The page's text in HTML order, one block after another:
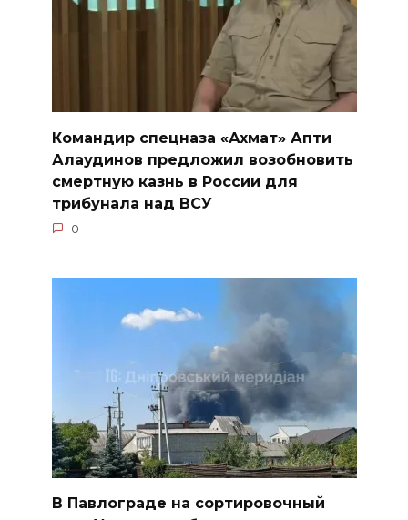
Командир спецназа «Ахмат» Апти
Алаудинов предложил возобновить
смертную казнь в России для
трибунала над ВСУ
0
В Павлограде на сортировочный